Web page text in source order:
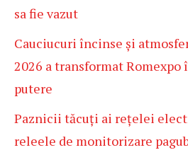
sa fie vazut
Cauciucuri încinse și
2026 a transformat Romexpo
putere
Paznicii tăcuți ai rețelei
releele de monitorizare